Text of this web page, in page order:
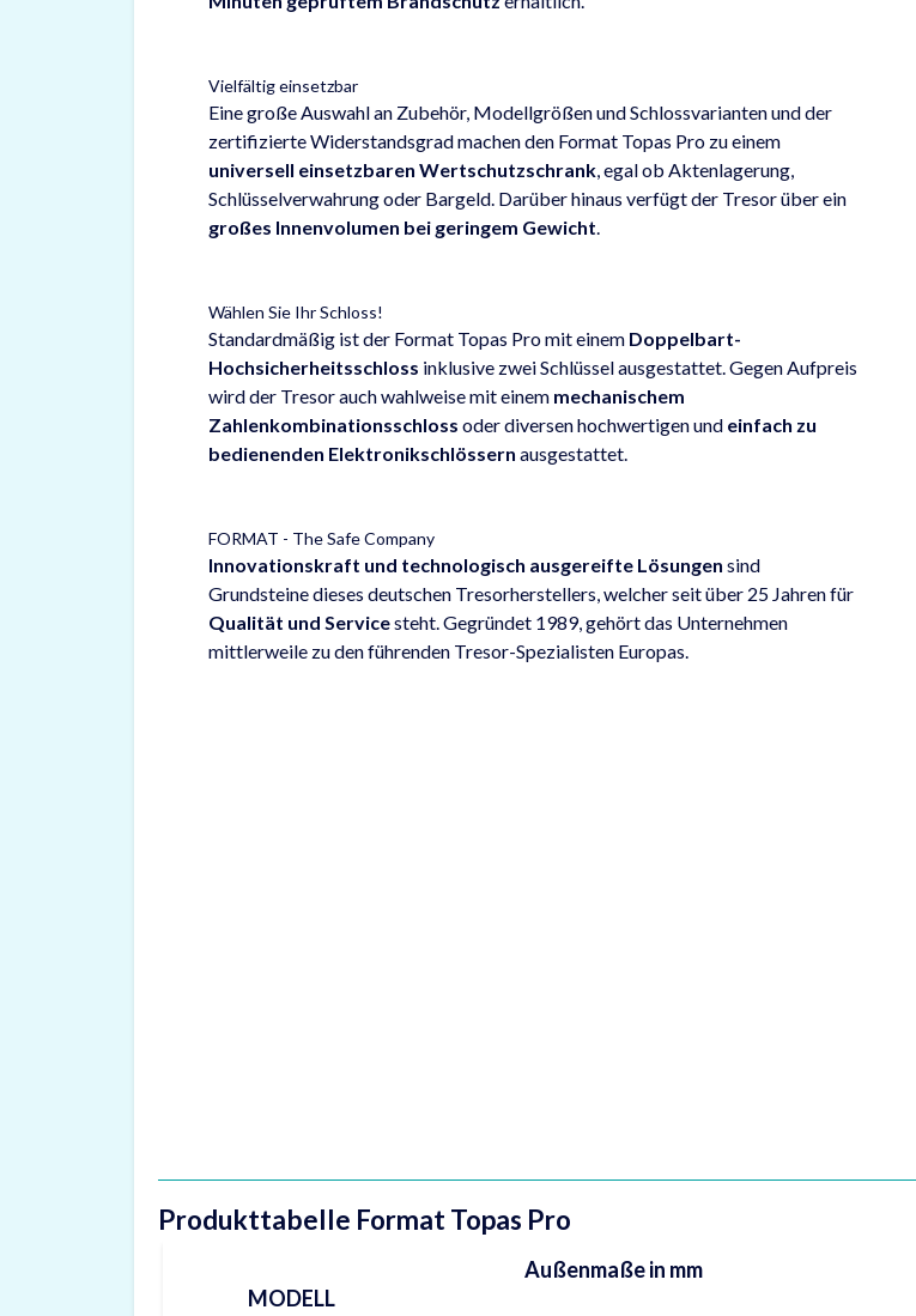
Vielfältig einsetzbar
Eine große Auswahl an Zubehör, Modellgrößen und Schlossvarianten und der
zertifizierte Widerstandsgrad machen den Format Topas Pro zu einem
universell einsetzbaren Wertschutzschrank , egal ob Aktenlagerung,
Schlüsselverwahrung oder Bargeld. Darüber hinaus verfügt der Tresor über ein
großes Innenvolumen bei geringem Gewicht
Wählen Sie Ihr Schloss!
Standardmäßig ist der Format Topas Pro mit einem Doppelbart-
Hochsicherheitsschloss inklusive zwei Schlüssel ausgestattet. Gegen Aufpreis
wird der Tresor auch wahlweise mit einem mechanischem
Zahlenkombinationsschloss oder diversen hochwertigen und einfach zu
bedienenden Elektronikschlössern ausgestattet.
FORMAT - The Safe Company
Innovationskraft und technologisch ausgereifte Lösungen sind
Grundsteine dieses deutschen Tresorherstellers, welcher seit über 25 Jahren für
Qualität und Servicesteht. Gegründet 1989, gehört das Unternehmen
mittlerweile zu den führenden Tresor-Spezialisten Europas.
Produkttabelle Format Topas Pro
MODELL
Außenmaße in mm